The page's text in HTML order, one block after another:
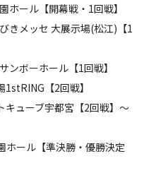
ール【開幕戦・1回戦】
メッセ 大展示場(松江)【1
ボーホール【1回戦】
【2回戦】
ューブ宇都宮【2回戦】～
ール【準決勝・優勝決定